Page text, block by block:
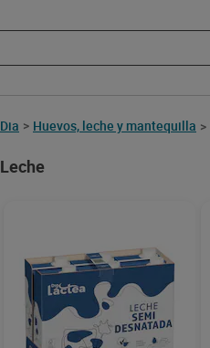
Dia > Huevos, leche y mantequilla >
Leche